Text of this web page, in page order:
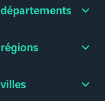
départements
régions
villes